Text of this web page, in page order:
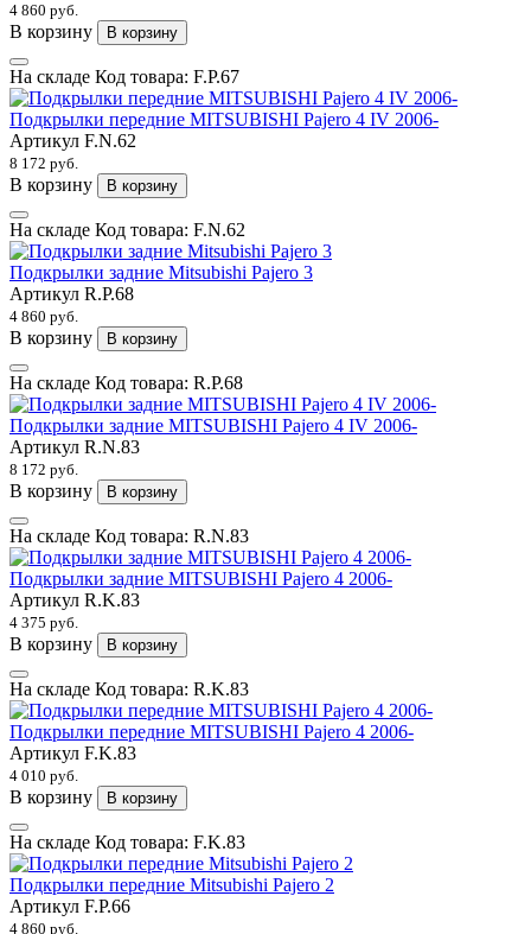
4 860 руб.
В корзину В корзину
На складе Код товара: F.P.67
Подкрылки передние MITSUBISHI Pajero 4 IV 2006-
Артикул F.N.62
8 172 руб.
В корзину В корзину
На складе Код товара: F.N.62
Подкрылки задние Mitsubishi Pajero 3
Артикул R.P.68
4 860 руб.
В корзину В корзину
На складе Код товара: R.P.68
Подкрылки задние MITSUBISHI Pajero 4 IV 2006-
Артикул R.N.83
8 172 руб.
В корзину В корзину
На складе Код товара: R.N.83
Подкрылки задние MITSUBISHI Pajero 4 2006-
Артикул R.K.83
4 375 руб.
В корзину В корзину
На складе Код товара: R.K.83
Подкрылки передние MITSUBISHI Pajero 4 2006-
Артикул F.K.83
4 010 руб.
В корзину В корзину
На складе Код товара: F.K.83
Подкрылки передние Mitsubishi Pajero 2
Артикул F.P.66
4 860 руб.